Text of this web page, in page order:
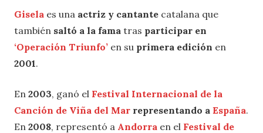
Gisela es una actriz y cantante catalana que
también saltó a la fama tras participar en
‘Operación Triunfo’ en su primera edición en
2001.
En 2003, ganó el Festival Internacional de la
Canción de Viña del Mar representando a España.
En 2008, representó a Andorra en el Festival de